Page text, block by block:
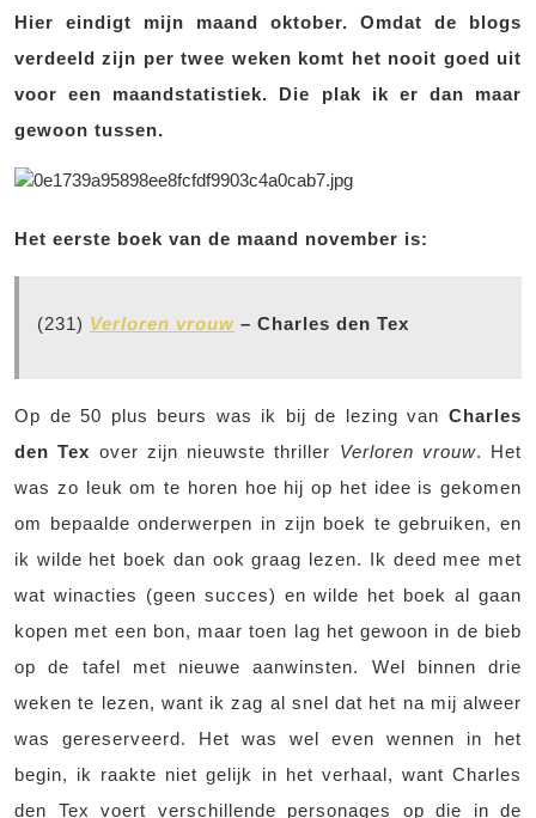
Hier eindigt mijn maand oktober. Omdat de blogs
verdeeld zijn per twee weken komt het nooit goed uit
voor een maandstatistiek. Die plak ik er dan maar
gewoon tussen.
Het eerste boek van de maand november is:
(231) Verloren vrouw – Charles den Tex
Op de 50 plus beurs was ik bij de lezing van Charles
den Tex over zijn nieuwste thriller Verloren vrouw. Het
was zo leuk om te horen hoe hij op het idee is gekomen
om bepaalde onderwerpen in zijn boek te gebruiken, en
ik wilde het boek dan ook graag lezen. Ik deed mee met
wat winacties (geen succes) en wilde het boek al gaan
kopen met een bon, maar toen lag het gewoon in de bieb
op de tafel met nieuwe aanwinsten. Wel binnen drie
weken te lezen, want ik zag al snel dat het na mij alweer
was gereserveerd. Het was wel even wennen in het
begin, ik raakte niet gelijk in het verhaal, want Charles
den Tex voert verschillende personages op die in de